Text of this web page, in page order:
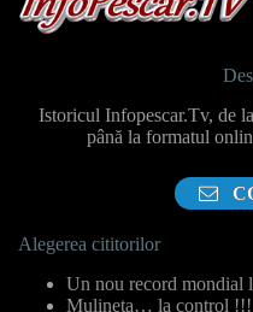
Istoricul Infopescar.Tv, de
până la formatul
Alegerea cititorilor
Un nou record mondial
Mulineta… la control !!!